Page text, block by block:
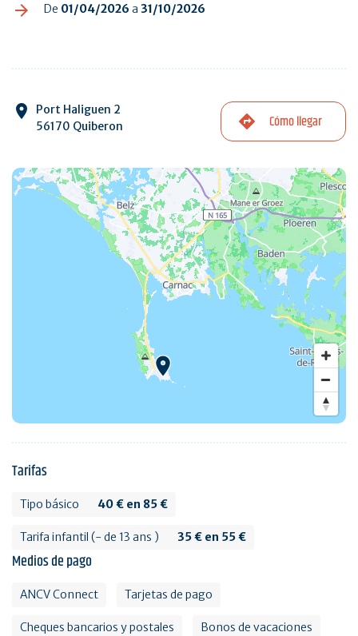
De 01/04/2026 a 31/10/2026
Port Haliguen 2
56170 Quiberon
Cómo llegar
Tarifas
Tipo básico 40 € en 85 €
Tarifa infantil (- de 13 ans ) 35 € en 55 €
Medios de pago
ANCV Connect Tarjetas de pago
Cheques bancarios y postales Bonos de vacaciones